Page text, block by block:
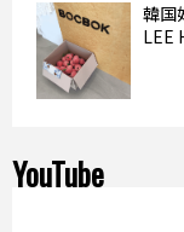
韓国
LEE
YouTube